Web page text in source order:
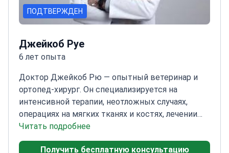
ПОДТВЕРЖДЕН
Джейкоб Руе
6 лет опыта
Доктор Джейкоб Рю — опытный ветеринар и
ортопед-хирург. Он специализируется на
интенсивной терапии, неотложных случаях,
операциях на мягких тканях и костях, лечении
боли и гипербарической оксигенации. Лауреат
премии по хирургии мелких животных. Доктор
Рю сертифицирован по остеосинтезу и
Читать подробнее
Получить бесплатную консультацию